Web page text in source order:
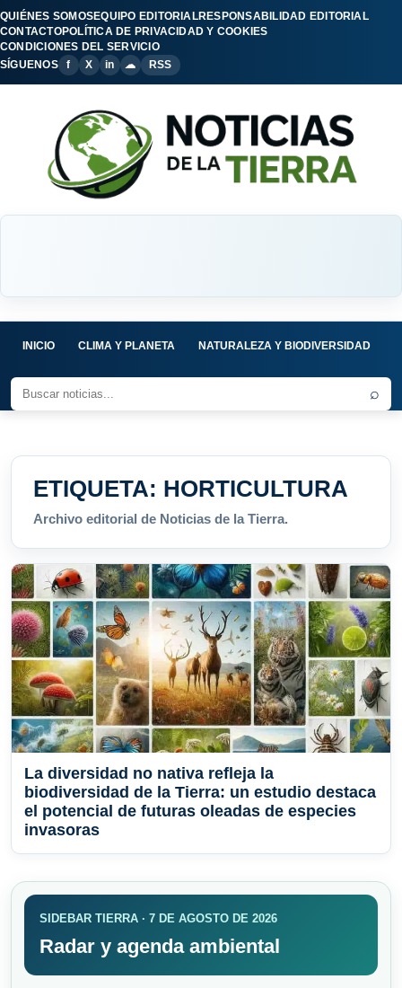
QUIÉNES SOMOSEQUIPO EDITORIALRESPONSABILIDAD EDITORIAL
CONTACTOPOLÍTICA DE PRIVACIDAD Y COOKIES
CONDICIONES DEL SERVICIO
SÍGUENOS
f X in ☁ RSS
INICIO CLIMA Y PLANETA NATURALEZA Y BIODIVERSIDAD
⌕
ETIQUETA: HORTICULTURA
Archivo editorial de Noticias de la Tierra.
La diversidad no nativa refleja la
biodiversidad de la Tierra: un estudio destaca
el potencial de futuras oleadas de especies
invasoras
SIDEBAR TIERRA · 7 DE AGOSTO DE 2026
Radar y agenda ambiental